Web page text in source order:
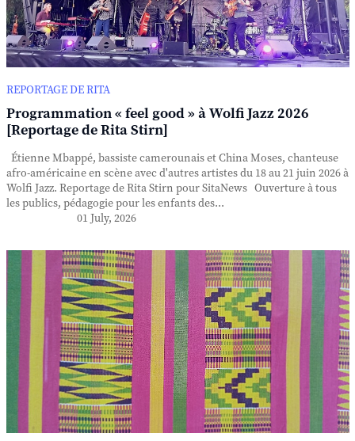
REPORTAGE DE RITA
Programmation « feel good » à Wolfi Jazz 2026
[Reportage de Rita Stirn]
Étienne Mbappé, bassiste camerounais et China Moses, chanteuse
afro-américaine en scène avec d'autres artistes du 18 au 21 juin 2026 à
Wolfi Jazz. Reportage de Rita Stirn pour SitaNews Ouverture à tous
les publics, pédagogie pour les enfants des...
01 July, 2026